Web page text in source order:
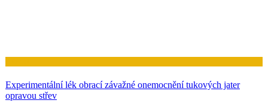
Experimentální lék obrací závažné onemocnění tukových jater
opravou střev